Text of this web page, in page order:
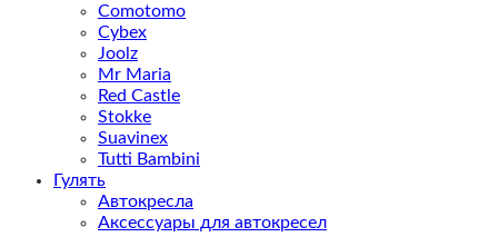
Comotomo
Cybex
Joolz
Mr Maria
Red Castle
Stokke
Suavinex
Tutti Bambini
Гулять
Автокресла
Аксессуары для автокресел